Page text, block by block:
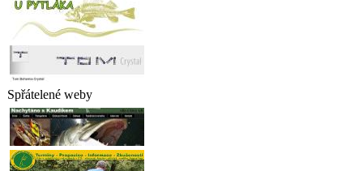
Spřátelené weby